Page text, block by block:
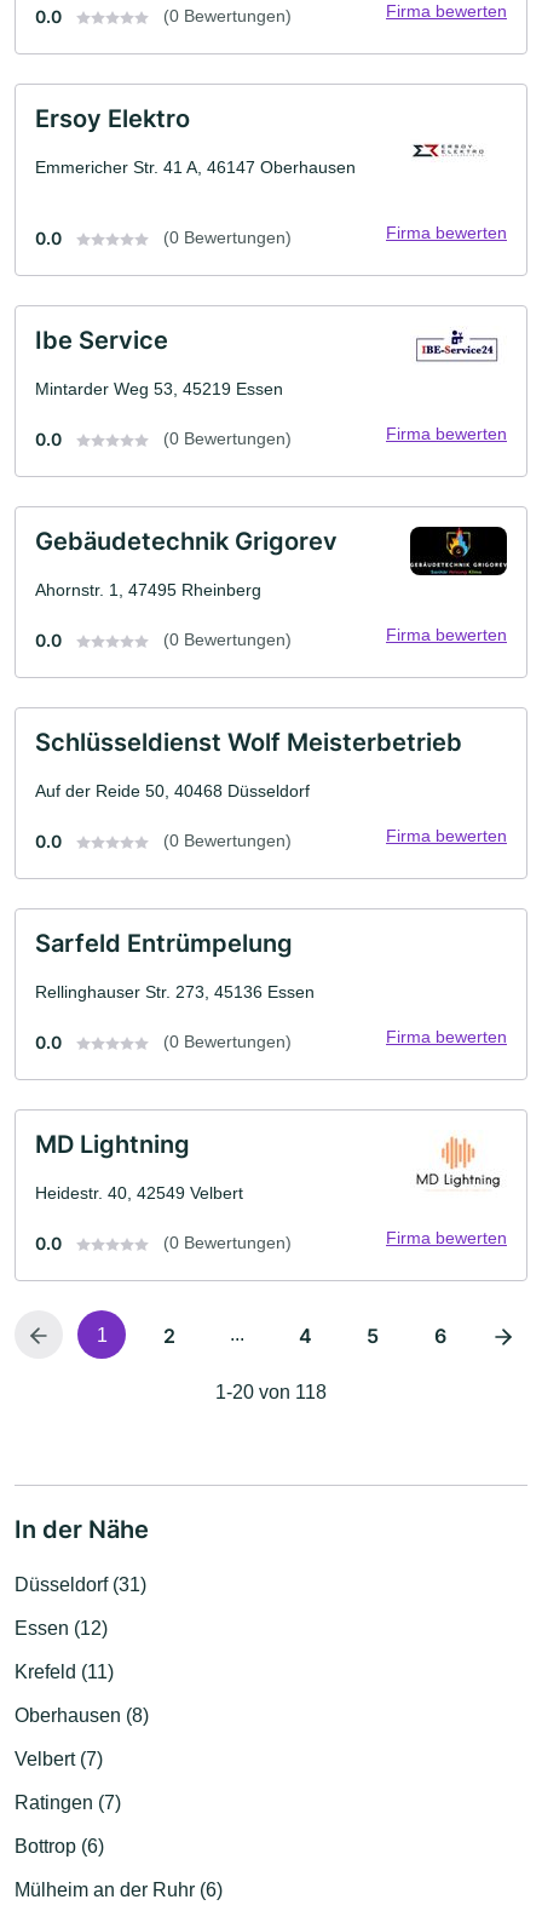
0.0 (0 Bewertungen) Firma bewerten
Ersoy Elektro
Emmericher Str. 41 A, 46147 Oberhausen
0.0 (0 Bewertungen) Firma bewerten
Ibe Service
Mintarder Weg 53, 45219 Essen
0.0 (0 Bewertungen) Firma bewerten
Gebäudetechnik Grigorev
Ahornstr. 1, 47495 Rheinberg
0.0 (0 Bewertungen) Firma bewerten
Schlüsseldienst Wolf Meisterbetrieb
Auf der Reide 50, 40468 Düsseldorf
0.0 (0 Bewertungen) Firma bewerten
Sarfeld Entrümpelung
Rellinghauser Str. 273, 45136 Essen
0.0 (0 Bewertungen) Firma bewerten
MD Lightning
Heidestr. 40, 42549 Velbert
0.0 (0 Bewertungen) Firma bewerten
1 2 ... 4 5 6
1-20 von 118
In der Nähe
Düsseldorf (31)
Essen (12)
Krefeld (11)
Oberhausen (8)
Velbert (7)
Ratingen (7)
Bottrop (6)
Mülheim an der Ruhr (6)